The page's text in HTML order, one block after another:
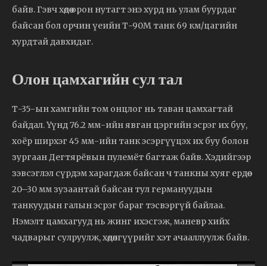
байв. Гэвч хөдөө орон нутагт энэ хурд нь улам буурдаг
байсан бол орчин үеийн Т-90М танк 69 км/цагийн
хурдтай давхидаг.
Олон цамхагийн сул тал
Т-35-ын хамгийн том онцлог нь таван цамхагтай
байдал. Үүнд 76.2 мм-ийн явган цэргийн эсрэг их буу,
хоёр ширхэг 45 мм-ийн танк эсэргүүцэх их буу болон
зургаан Дегтярёвын пулемёт багтаж байв. Хэдийгээр
зэвсэглэл сүрдэм харагдаж байсан ч танкны хуяг ердөө
20–30 мм зузаантай байсан тул германуудын
танкуудын галын эсрэг бараг тэсвэргүй байлаа.
Нэмэлт цамхагууд нь жинг ихэсгэж, маневр хийх
чадварыг сулруулж, хөдөлгүүрийг хэт ачааллуулж байв.